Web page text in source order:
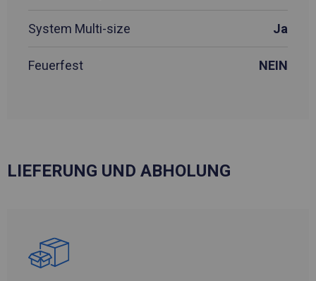
System Multi-size Ja
Feuerfest NEIN
LIEFERUNG UND ABHOLUNG